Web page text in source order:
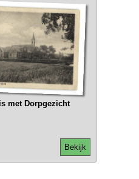
met Dorpgezicht
Bekijk